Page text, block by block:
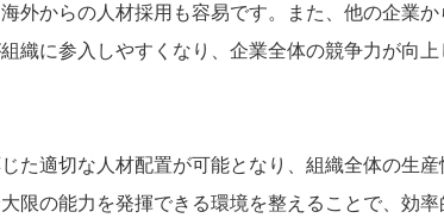
外からの人材採用も容易です。また、他の企業か
織に参入しやすくなり、企業全体の競争力が向上
た適切な人材配置が可能となり、組織全体の生産
限の能力を発揮できる環境を整えることで、効率